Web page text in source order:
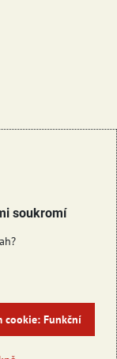
soukromí
cookie: Funkční